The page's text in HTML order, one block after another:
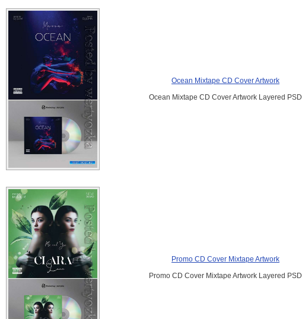
Ocean Mixtape CD Cover Artwork
Ocean Mixtape CD Cover Artwork Layered PSD
Promo CD Cover Mixtape Artwork
Promo CD Cover Mixtape Artwork Layered PSD